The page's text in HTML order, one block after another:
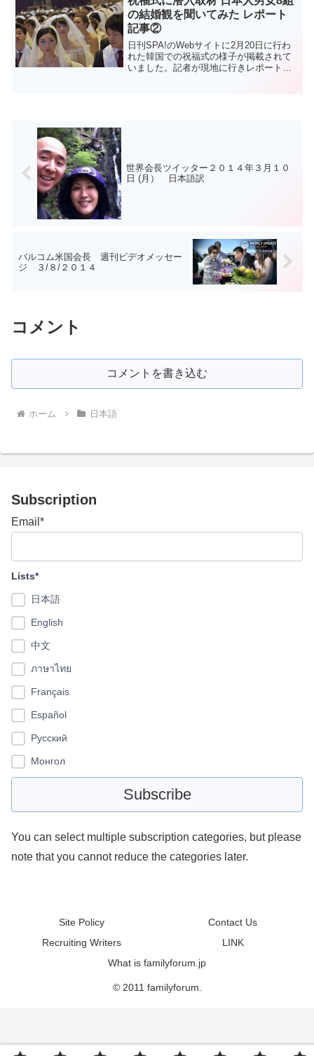
の結婚観を聞いてみた レポート
記事②
日刊SPA!のWebサイトに2月20日に行わ
れた韓国での祝福式の様子が掲載されて
いました。記者が現地に行きレポートし
世界会長ツイッター２０１４年３月１０
日 (月） 日本語訳
バルコム米国会長 週刊ビデオメッセー
ジ ３/８/２０１４
コメント
コメントを書き込む
ホーム 日本語
Subscription
Email*
Lists*
日本語
English
中文
ภาษาไทย
Français
Español
Pусский
Монгол
You can select multiple subscription categories, but please
note that you cannot reduce the categories later.
Site Policy
Contact Us
Recruiting Writers
LINK
What is familyforum.jp
© 2011 familyforum.